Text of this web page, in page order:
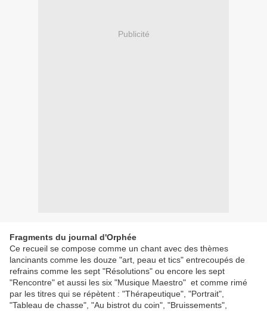
Publicité
Fragments du journal d'Orphée
Ce recueil se compose comme un chant avec des thèmes
lancinants comme les douze "art, peau et tics" entrecoupés de
refrains comme les sept "Résolutions" ou encore les sept
"Rencontre" et aussi les six "Musique Maestro" et comme rimé
par les titres qui se répètent : "Thérapeutique", "Portrait",
"Tableau de chasse", "Au bistrot du coin", "Bruissements",